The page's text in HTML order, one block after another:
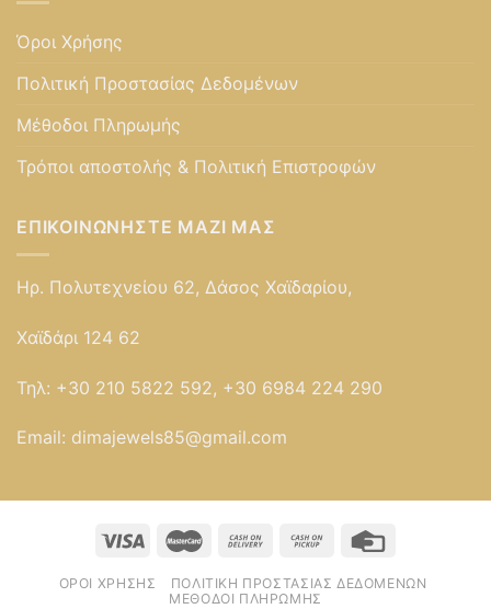
Όροι Χρήσης
Πολιτική Προστασίας Δεδομένων
Μέθοδοι Πληρωμής
Τρόποι αποστολής & Πολιτική Επιστροφών
ΕΠΙΚΟΙΝΩΝΉΣΤΕ ΜΑΖΊ ΜΑΣ
Ηρ. Πολυτεχνείου 62, Δάσος Χαϊδαρίου,
Χαϊδάρι 124 62
Τηλ: +30 210 5822 592, +30 6984 224 290
Email: dimajewels85@gmail.com
ΌΡΟΙ ΧΡΉΣΗΣ
ΠΟΛΙΤΙΚΉ ΠΡΟΣΤΑΣΊΑΣ ΔΕΔΟΜΈΝΩΝ
ΜΈΘΟΔΟΙ ΠΛΗΡΩΜΉΣ